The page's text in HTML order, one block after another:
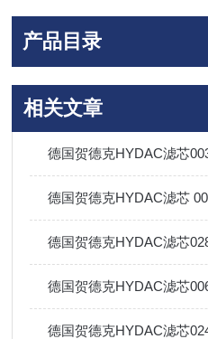
产品目录
相关文章
德国贺德克HYDAC滤芯
德国贺德克HYDAC滤芯
德国贺德克HYDAC滤芯
德国贺德克HYDAC滤芯
德国贺德克HYDAC滤芯